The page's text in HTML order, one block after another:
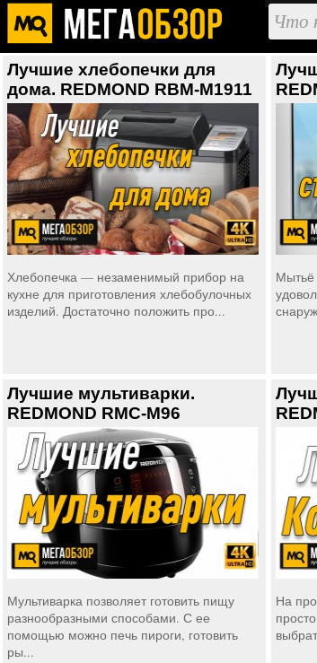
Лучшие хлебопечки для
дома. REDMOND RBM-M1911
Хлебопечка — незаменимый прибор на
кухне для приготовления хлебобулочных
изделий. Достаточно положить про...
Мытьё
Лучшие мультиварки.
REDMOND RMC-M96
Мультиварка позволяет готовить пищу
разнообразными способами. С ее
помощью можно печь пироги, готовить
ры...
На